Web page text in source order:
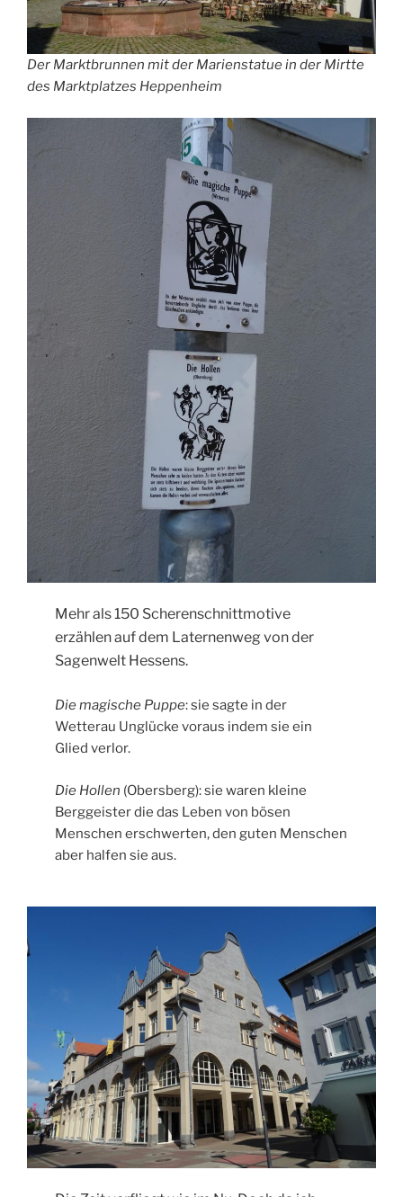
Der Marktbrunnen mit der Marienstatue in der Mirtte
des Marktplatzes Heppenheim
Mehr als 150 Scherenschnittmotive
erzählen auf dem Laternenweg von der
Sagenwelt Hessens.
Die magische Puppe: sie sagte in der
Wetterau Unglücke voraus indem sie ein
Glied verlor.
Die Hollen (Obersberg): sie waren kleine
Berggeister die das Leben von bösen
Menschen erschwerten, den guten Menschen
aber halfen sie aus.